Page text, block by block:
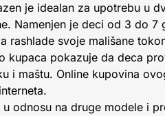
je idealan za upotrebu u
Namenjen je deci od 3 do
rashlade svoje mališane
kupaca pokazuje da deca
i maštu. Online kupovina
u odnosu na druge modele i